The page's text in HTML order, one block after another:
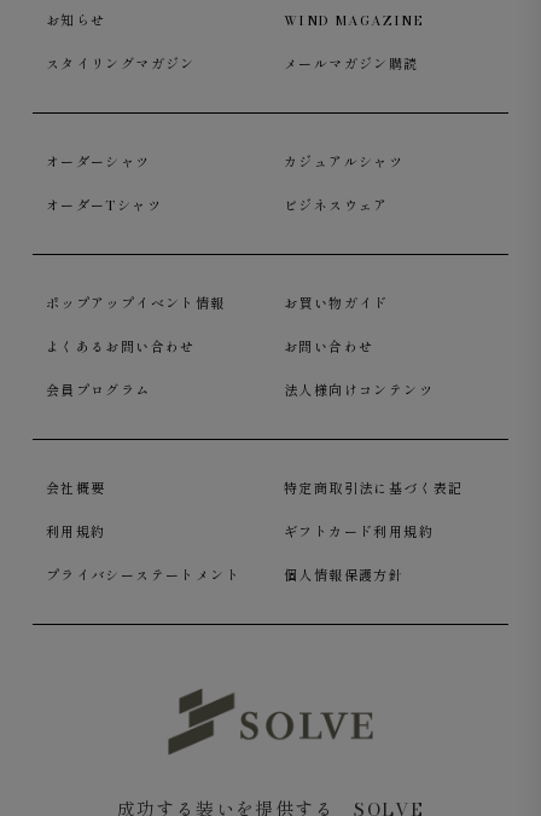
お知らせ WIND MAGAZINE
スタイリングマガジン メールマガジン購読
オーダーシャツ カジュアルシャツ
オーダーTシャツ ビジネスウェア
ポップアップイベント情報 お買い物ガイド
よくあるお問い合わせ お問い合わせ
会員プログラム 法人様向けコンテンツ
会社概要 特定商取引法に基づく表記
利用規約 ギフトカード利用規約
プライバシーステートメント 個人情報保護方針
成功する装いを提供する SOLVE